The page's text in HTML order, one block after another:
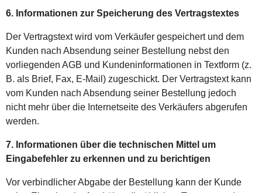
6. Informationen zur Speicherung des Vertragstextes
Der Vertragstext wird vom Verkäufer gespeichert und dem
Kunden nach Absendung seiner Bestellung nebst den
vorliegenden AGB und Kundeninformationen in Textform (z.
B. als Brief, Fax, E-Mail) zugeschickt. Der Vertragstext kann
vom Kunden nach Absendung seiner Bestellung jedoch
nicht mehr über die Internetseite des Verkäufers abgerufen
werden.
7. Informationen über die technischen Mittel um
Eingabefehler zu erkennen und zu berichtigen
Vor verbindlicher Abgabe der Bestellung kann der Kunde